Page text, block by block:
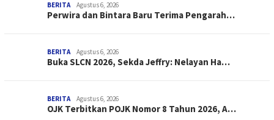
BERITA Agustus 6, 2026
Perwira dan Bintara Baru Terima Pengarah…
BERITA Agustus 6, 2026
Buka SLCN 2026, Sekda Jeffry: Nelayan Ha…
BERITA Agustus 6, 2026
OJK Terbitkan POJK Nomor 8 Tahun 2026, A…